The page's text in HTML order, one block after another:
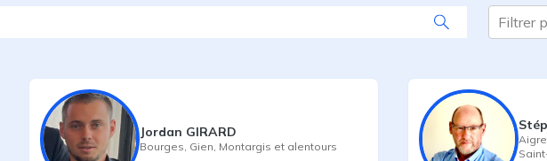
Filtrer
Jordan GIRARD
Bourges Gien Montargis et alentours